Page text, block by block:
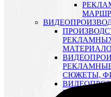
СЮЖЕТЫ,